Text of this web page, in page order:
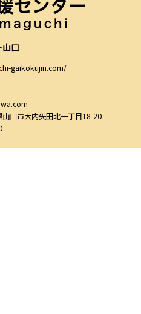
口
gaikokujin.com/
山口市大内矢田北一丁目18-20